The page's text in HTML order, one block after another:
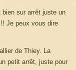
sur arrêt juste un
Je peux vous dire
de Thiey. La
petit arrêt, juste pour